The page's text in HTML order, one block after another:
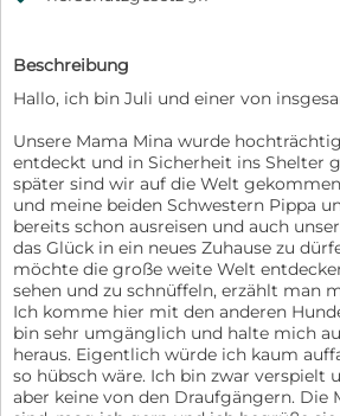
Beschreibung
Hallo, ich bin Juli und einer von
Unsere Mama Mina wurde
entdeckt und in Sicherheit ins Shelter
später sind wir auf die Welt
und meine beiden Schwestern Pippa
bereits schon ausreisen und auch
das Glück in ein neues Zuhause zu
möchte die große weite Welt
sehen und zu schnüffeln, erzählt man
Ich komme hier mit den anderen
bin sehr umgänglich und halte mich
heraus. Eigentlich würde ich kaum
so hübsch wäre. Ich bin zwar verspielt
aber keine von den Draufgängern. Die